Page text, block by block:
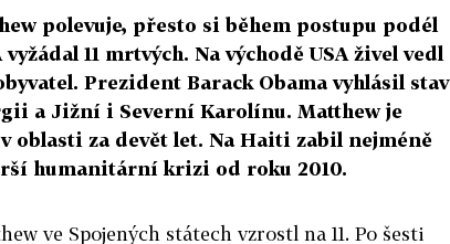
polevuje, přesto si během postupu podél
11 mrtvých. Na východě USA živel vedl
Prezident Barack Obama vyhlásil stav
a Jižní i Severní Karolínu. Matthew je
oblasti za devět let. Na Haiti zabil nejméně
humanitární krizi od roku 2010.
ve Spojených státech vzrostl na 11. Po šesti